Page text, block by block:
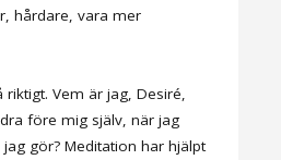
hårdare, vara mer
Vem är jag, Desiré,
före mig själv, när jag
gör? Meditation har hjälpt